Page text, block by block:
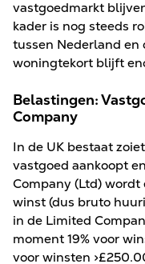
vastgoedmarkt
kader is nog steeds
tussen Nederland en
woningtekort blijft
Belastingen:
Company
In de UK bestaat
vastgoed aankoopt
Company (Ltd) wordt
winst (dus bruto
in de Limited
moment 19% voor
voor winsten